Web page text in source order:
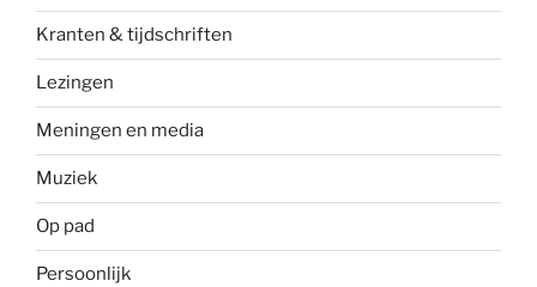
Kranten & tijdschriften
Lezingen
Meningen en media
Muziek
Op pad
Persoonlijk